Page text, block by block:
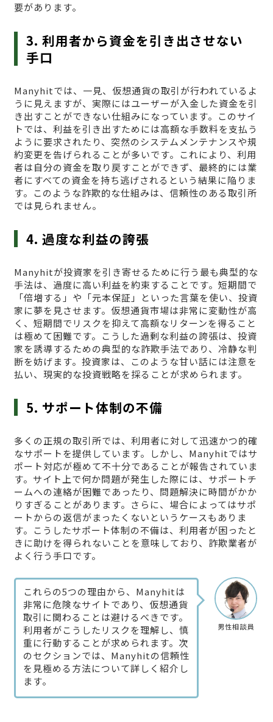
要があります。
3. 利用者から資金を引き出させない
手口
Manyhitでは、一見、仮想通貨の取引が行われているよ
うに見えますが、実際にはユーザーが入金した資金を引
き出すことができない仕組みになっています。このサイ
トでは、利益を引き出すためには高額な手数料を支払う
ように要求されたり、突然のシステムメンテナンスや規
約変更を告げられることが多いです。これにより、利用
者は自分の資金を取り戻すことができず、最終的には業
者にすべての資金を持ち逃げされるという結果に陥りま
す。このような詐欺的な仕組みは、信頼性のある取引所
では見られません。
4. 過度な利益の誇張
Manyhitが投資家を引き寄せるために行う最も典型的な
手法は、過度に高い利益を約束することです。短期間で
「倍増する」や「元本保証」といった言葉を使い、投資
家に夢を見させます。仮想通貨市場は非常に変動性が高
く、短期間でリスクを抑えて高額なリターンを得ること
は極めて困難です。こうした過剰な利益の誇張は、投資
家を誘導するための典型的な詐欺手法であり、冷静な判
断を妨げます。投資家は、このような甘い話には注意を
払い、現実的な投資戦略を採ることが求められます。
5. サポート体制の不備
多くの正規の取引所では、利用者に対して迅速かつ的確
なサポートを提供しています。しかし、Manyhitではサ
ポート対応が極めて不十分であることが報告されていま
す。サイト上で何か問題が発生した際には、サポートチ
ームへの連絡が困難であったり、問題解決に時間がかか
りすぎることがあります。さらに、場合によってはサポ
ートからの返信がまったくないというケースもありま
す。こうしたサポート体制の不備は、利用者が困ったと
きに助けを得られないことを意味しており、詐欺業者が
よく行う手口です。
男性相談員
これらの5つの理由から、Manyhitは
非常に危険なサイトであり、仮想通貨
取引に関わることは避けるべきです。
利用者がこうしたリスクを理解し、慎
重に行動することが求められます。次
のセクションでは、Manyhitの信頼性
を見極める方法について詳しく紹介し
ます。